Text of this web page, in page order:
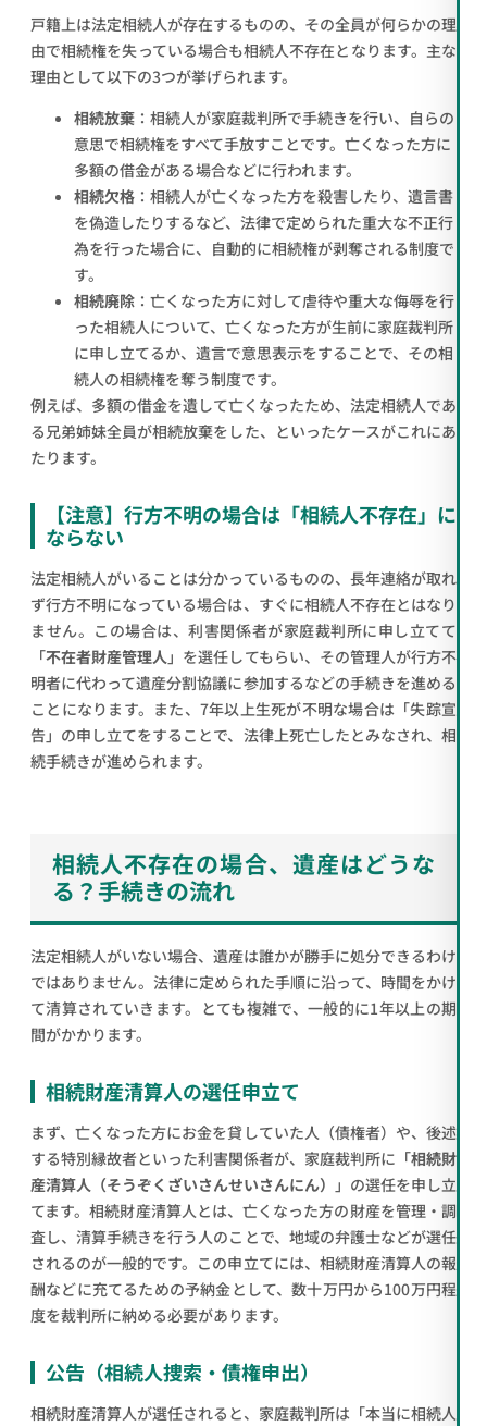
戸籍上は法定相続人が存在するものの、その全員が何らかの理
由で相続権を失っている場合も相続人不存在となります。主な
理由として以下の3つが挙げられます。
相続放棄 ：相続人が家庭裁判所で手続きを行い、自らの
意思で相続権をすべて手放すことです。亡くなった方に
多額の借金がある場合などに行われます。
相続欠格 ：相続人が亡くなった方を殺害したり、遺言書
を偽造したりするなど、法律で定められた重大な不正行
為を行った場合に、自動的に相続権が剥奪される制度で
す。
相続廃除 ：亡くなった方に対して虐待や重大な侮辱を行
った相続人について、亡くなった方が生前に家庭裁判所
に申し立てるか、遺言で意思表示をすることで、その相
続人の相続権を奪う制度です。
例えば、多額の借金を遺して亡くなったため、法定相続人であ
る兄弟姉妹全員が相続放棄をした、といったケースがこれにあ
たります。
【注意】行方不明の場合は「相続人不存在」に
ならない
法定相続人がいることは分かっているものの、長年連絡が取れ
ず行方不明になっている場合は、すぐに相続人不存在とはなり
ません。この場合は、利害関係者が家庭裁判所に申し立てて
「不在者財産管理人」を選任してもらい、その管理人が行方不
明者に代わって遺産分割協議に参加するなどの手続きを進める
ことになります。また、7年以上生死が不明な場合は「失踪宣
告」の申し立てをすることで、法律上死亡したとみなされ、相
続手続きが進められます。
相続人不存在の場合、遺産はどうな
る？手続きの流れ
法定相続人がいない場合、遺産は誰かが勝手に処分できるわけ
ではありません。法律に定められた手順に沿って、時間をかけ
て清算されていきます。とても複雑で、一般的に1年以上の期
間がかかります。
相続財産清算人の選任申立て
まず、亡くなった方にお金を貸していた人（債権者）や、後述
する特別縁故者といった利害関係者が、家庭裁判所に「相続財
産清算人（そうぞくざいさんせいさんにん） 」の選任を申し立
てます。相続財産清算人とは、亡くなった方の財産を管理・調
査し、清算手続きを行う人のことで、地域の弁護士などが選任
されるのが一般的です。この申立てには、相続財産清算人の報
酬などに充てるための予納金として、数十万円から100万円程
度を裁判所に納める必要があります。
公告（相続人捜索・債権申出）
相続財産清算人が選任されると、家庭裁判所は「本当に相続人